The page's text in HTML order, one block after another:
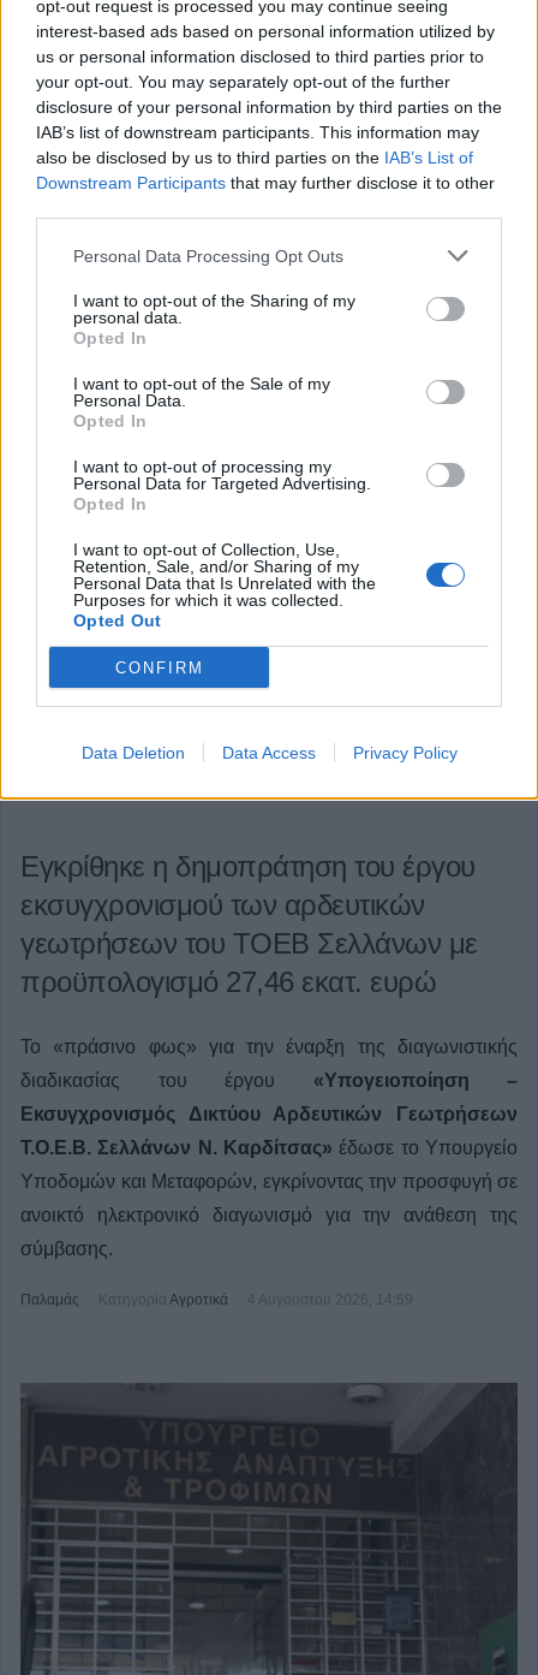
opt-out request is processed you may continue seeing
interest-based ads based on personal information utilized by
us or personal information disclosed to third parties prior to
your opt-out. You may separately opt-out of the further
disclosure of your personal information by third parties on the
IAB’s list of downstream participants. This information may
also be disclosed by us to third parties on the IAB’s List of
Downstream Participants that may further disclose it to other
Personal Data Processing Opt Outs
I want to opt-out of the Sharing of my
personal data.
Opted In
I want to opt-out of the Sale of my
Personal Data.
Opted In
I want to opt-out of processing my
Personal Data for Targeted Advertising.
Opted In
I want to opt-out of Collection, Use,
Retention, Sale, and/or Sharing of my
Personal Data that Is Unrelated with the
Purposes for which it was collected.
Opted Out
CONFIRM
Data Deletion Data Access Privacy Policy
Σε λειτουργία η πλατφόρμα myAGRO
για τη νέα Ενιαία Αίτηση Ενίσχυσης
2026
Σε λειτουργία είναι από σήμερα (4/8) η εφαρμογή της
πλατφόρμα της ΑΑΔΕ, myAGRO (myagro.aade.gr) της
ψηφιακής πύλης myAADE (myaade.gov.gr).
ΚατηγορίαΑγροτικά 4 Αυγούστου 2026, 16:02
Εγκρίθηκε η δημοπράτηση του έργου
εκσυγχρονισμού των αρδευτικών
γεωτρήσεων του ΤΟΕΒ Σελλάνων με
προϋπολογισμό 27,46 εκατ. ευρώ
Το «πράσινο φως» για την έναρξη της διαγωνιστικής
διαδικασίας του έργου «Υπογειοποίηση –
Εκσυγχρονισμός Δικτύου Αρδευτικών Γεωτρήσεων
Τ.Ο.Ε.Β. Σελλάνων Ν. Καρδίτσας» έδωσε το Υπουργείο
Υποδομών και Μεταφορών, εγκρίνοντας την προσφυγή σε
ανοικτό ηλεκτρονικό διαγωνισμό για την ανάθεση της
σύμβασης.
Παλαμάς Κατηγορία Αγροτικά 4 Αυγούστου 2026, 14:59